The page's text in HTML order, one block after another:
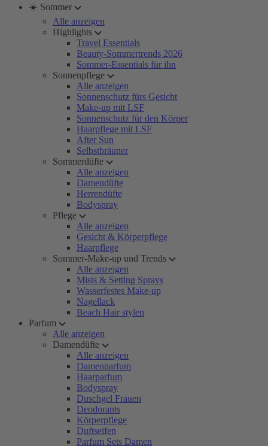
☀️ Sommer
Alle anzeigen
Highlights
Travel Essentials
Beauty-Sommertrends 2026
Sommer-Essentials für ihn
Sonnenpflege
Alle anzeigen
Sonnenschutz fürs Gesicht
Make-up mit LSF
Sonnenschutz für den Körper
Haarpflege mit LSF
After Sun
Selbstbräuner
Sommerdüfte
Alle anzeigen
Damendüfte
Herrendüfte
Bodyspray
Pflege
Alle anzeigen
Gesicht & Körperpflege
Haarpflege
Sommer-Make-up und Trends
Alle anzeigen
Mists & Setting Sprays
Wasserfestes Make-up
Nagellack
Beach Hair stylen
Parfum
Alle anzeigen
Damendüfte
Alle anzeigen
Damenparfum
Haarparfum
Bodyspray
Duschgel Frauen
Deodorants
Körperpflege
Duftseifen
Parfum Sets Damen